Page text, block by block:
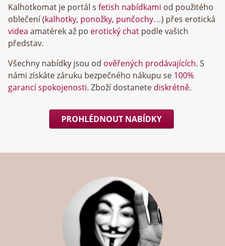
Kalhotkomat je portál s fetish nabídkami od použitého
oblečení (kalhotky, ponožky, punčochy…) přes erotická
videa amatérek až po erotický chat podle vašich
představ.
Všechny nabídky jsou od ověřených prodávajících. S
námi získáte záruku bezpečného nákupu se 100%
garancí spokojenosti. Zboží dostanete diskrétně.
PROHLÉDNOUT NABÍDKY